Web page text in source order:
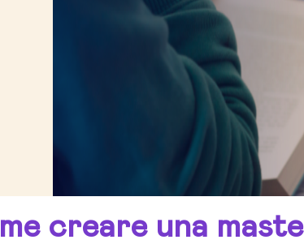
creare una